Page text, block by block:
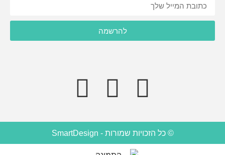
אני מסכימ/ה לקבל תוכן, דברי פרסומות או עדכונים מהחברה או
מצדדים שלישיים לדוא"ל, מסרונים או טלפון.
להרשמה
© כל הזכויות שמורות - SmartDesign